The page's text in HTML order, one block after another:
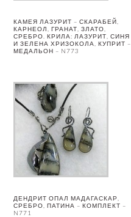
КАМЕЯ ЛАЗУРИТ – СКАРАБЕЙ,
КАРНЕОЛ, ГРАНАТ, ЗЛАТО,
СРЕБРО. КРИЛА: ЛАЗУРИТ, СИНЯ
И ЗЕЛЕНА ХРИЗОКОЛА, КУПРИТ –
МЕДАЛЬОН – N773
ДЕНДРИТ ОПАЛ МАДАГАСКАР,
СРЕБРО, ПАТИНА – КОМПЛЕКТ –
N771